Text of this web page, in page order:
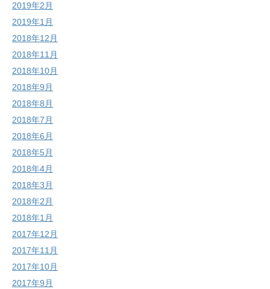
2019年2月
2019年1月
2018年12月
2018年11月
2018年10月
2018年9月
2018年8月
2018年7月
2018年6月
2018年5月
2018年4月
2018年3月
2018年2月
2018年1月
2017年12月
2017年11月
2017年10月
2017年9月